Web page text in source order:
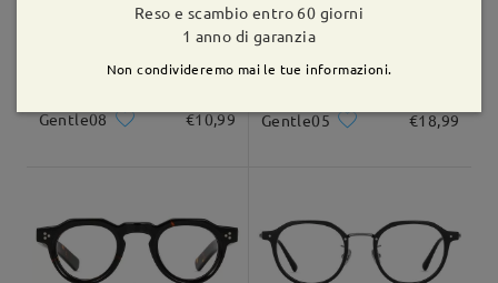
Gentle08 €10,99 Gentle05 €18,99
Reso e scambio entro 60 giorni
1 anno di garanzia
Non condivideremo mai le tue informazioni.